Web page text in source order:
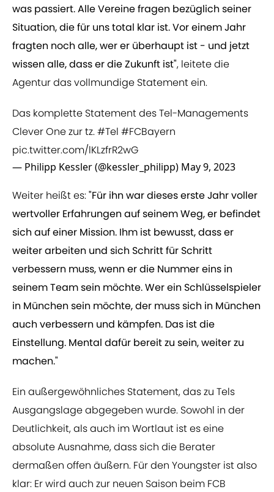
was passiert. Alle Vereine fragen bezüglich seiner
Situation, die für uns total klar ist. Vor einem Jahr
fragten noch alle, wer er überhaupt ist - und jetzt
wissen alle, dass er die Zukunft ist", leitete die
Agentur das vollmundige Statement ein.
Das komplette Statement des Tel-Managements
Clever One zur tz.#Tel #FCBayern
pic.twitter.com/lKLzfrR2wG
— Philipp Kessler (@kessler_philipp) May 9, 2023
Weiter heißt es:"Für ihn war dieses erste Jahr voller
wertvoller Erfahrungen auf seinem Weg, er befindet
sich auf einer Mission. Ihm ist bewusst, dass er
weiter arbeiten und sich Schritt für Schritt
verbessern muss, wenn er die Nummer eins in
seinem Team sein möchte. Wer ein Schlüsselspieler
in München sein möchte, der muss sich in München
auch verbessern und kämpfen. Das ist die
Einstellung. Mental dafür bereit zu sein, weiter zu
machen."
Ein außergewöhnliches Statement, das zu Tels
Ausgangslage abgegeben wurde. Sowohl in der
Deutlichkeit, als auch im Wortlaut ist es eine
absolute Ausnahme, dass sich die Berater
dermaßen offen äußern. Für den Youngster ist also
klar: Er wird auch zur neuen Saison beim FCB